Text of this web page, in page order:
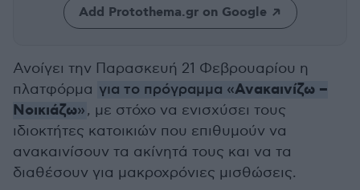
Add Protothema.gr on Google
Ανοίγει την Παρασκευή 21 Φεβρουαρίου η
πλατφόρμα για το πρόγραμμα «Ανακαινίζω –
Νοικιάζω», με στόχο να ενισχύσει τους
ιδιοκτήτες κατοικιών που επιθυμούν να
ανακαινίσουν τα ακίνητά τους και να τα
διαθέσουν για μακροχρόνιες μισθώσεις.